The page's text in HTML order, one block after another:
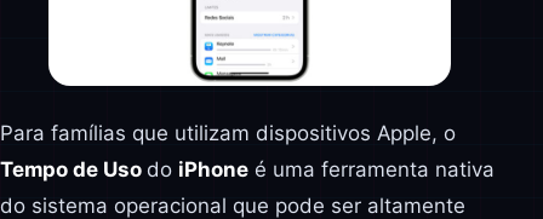
Para famílias que utilizam dispositivos Apple, o
Tempo de Uso do iPhone é uma ferramenta nativa
do sistema operacional que pode ser altamente